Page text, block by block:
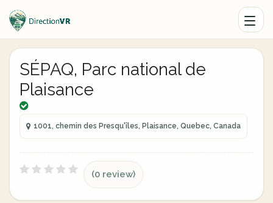
SÉPAQ, Parc national de
Plaisance
1001, chemin des Presqu'îles, Plaisance, Quebec, Canada
(0 review)